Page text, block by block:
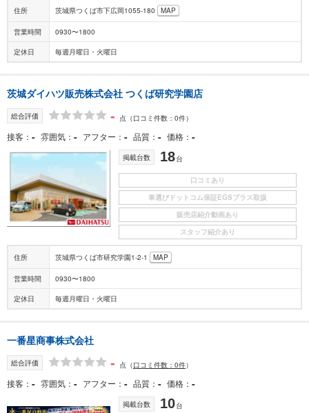
住所 茨城県つくば市下広岡1055-180 MAP
営業時間 0930〜1800
定休日 毎週月曜日・火曜日
茨城ダイハツ販売株式会社 つくば研究学園店
総合評価 - 点 （口コミ件数：0件）
接客 - 雰囲気 - アフター - 品質 - 価格 -
掲載台数 18台
口コミあり
車選びドットコム保証EGSプラス取扱
販売店紹介動画あり
スタッフ紹介あり
住所 茨城県つくば市研究学園1-2-1 MAP
営業時間 0930〜1800
定休日 毎週月曜日・火曜日
一番星商事株式会社
総合評価 - 点 （口コミ件数：0件）
接客 - 雰囲気 - アフター - 品質 - 価格 -
掲載台数 10台